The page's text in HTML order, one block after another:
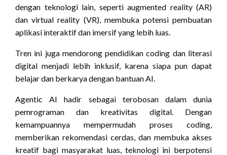
dengan teknologi lain, seperti augmented reality (AR)
dan virtual reality (VR), membuka potensi pembuatan
aplikasi interaktif dan imersif yang lebih luas.
Tren ini juga mendorong pendidikan coding dan literasi
digital menjadi lebih inklusif, karena siapa pun dapat
belajar dan berkarya dengan bantuan AI.
Agentic AI hadir sebagai terobosan dalam dunia
pemrograman dan kreativitas digital. Dengan
kemampuannya mempermudah proses coding,
memberikan rekomendasi cerdas, dan membuka akses
kreatif bagi masyarakat luas, teknologi ini berpotensi